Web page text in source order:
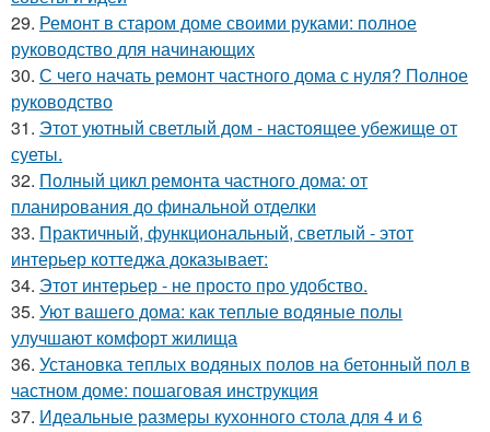
29. Ремонт в старом доме своими руками: полное
руководство для начинающих
30. С чего начать ремонт частного дома с нуля? Полное
руководство
31. Этот уютный светлый дом - настоящее убежище от
суеты.
32. Полный цикл ремонта частного дома: от
планирования до финальной отделки
33. Практичный, функциональный, светлый - этот
интерьер коттеджа доказывает:
34. Этот интерьер - не просто про удобство.
35. Уют вашего дома: как теплые водяные полы
улучшают комфорт жилища
36. Установка теплых водяных полов на бетонный пол в
частном доме: пошаговая инструкция
37. Идеальные размеры кухонного стола для 4 и 6